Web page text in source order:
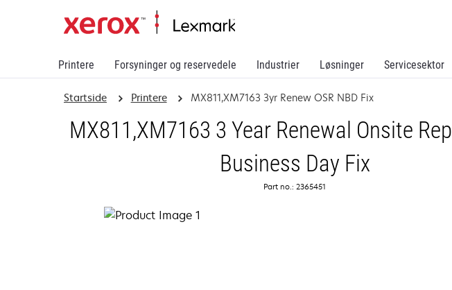
Printere Forsyninger og reservedele Industrier Løsninger Servicesektor
Startside Printere MX811,XM7163 3yr Renew OSR NBD Fix
MX811,XM7163 3 Year Renewal Onsite
Business Day Fix
Part no.: 2365451